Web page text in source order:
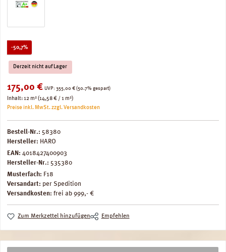
-50,7%Rabatt
Derzeit nicht auf Lager
Verkaufspreis:
175,00 € UVP: Regulärer Preis:
355,00 € (50.7% gespart)
Inhalt:12 m²(14,58 € / 1 m²)
Preise inkl. MwSt. zzgl. Versandkosten
Bestell-Nr.: 58380
Hersteller: HARO
EAN: 4018427400903
Hersteller-Nr.: 535380
Musterfach: F18
Versandart: per Spedition
Versandkosten: frei ab 999,- €
Zum Merkzettel hinzufügen Empfehlen